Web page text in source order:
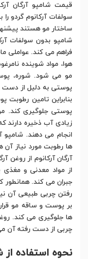
قیمت شامپو آرگان
سولفات آرکانوم گردو
ساختار مو هستند
شامپو بدون سولفات
فراهم می کند. عواملی
هوا، مواد شوینده
مو می شود. شوره،
پوستی به دلیل از دست
بنابراین تامین
پوستی جلوگیری کند.
زیادی آب ذخیره دارند
انجام می دهند. شامپو
ها رطوبت مورد نیاز آن
آرگان آرکانوم از روغن
از مواد معدنی و
جبران می کند.
رفتن چربی طبیعی آن
بر پوست و ساقه مو
ها جلوگیری می کند.
چربی از دست رفته آن
نحوه استفاده